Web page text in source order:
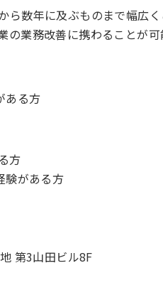
数年に及ぶものまで幅広
の業務改善に携わることが可
ある方
方
験がある方
第3山田ビル8F